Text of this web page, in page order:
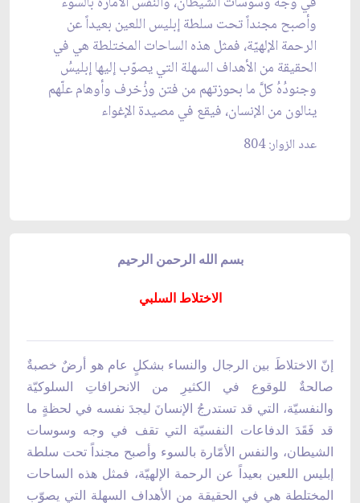
وأصبح مجنداً تحت سلطة إبليس اللعين بعيداً عن
الرحمة الإلهيّة، فمثل هذه الساحات المختلطة هي في
الحقيقة من الأهداف السهلة التي يصوّب إليها إبليسُ
وجنودُهُ كلَّ ما بحوزتهم من فتن وزُخرف وأوهام علّهم
ينالون من الإنسان، فيقع في مصيدة الإغواء
عدد الزوار: 804
بسم الله الرحمن الرحيم
الاختلاط السلبي
إنّ الاختلاطَ بين الرجال والنساء بشكلٍ عام هو أرضٌ خصبةٌ
صالحةٌ للوقوع في الكثيرِ من الانحرافاتِ السلوكيّة
والنفسيّة، التي قد تستدرجُ الإنسانَ ليجدَ نفسه في لحظةٍ ما
قد فَقَدَ الدفاعات النفسيّة التي تقف في وجه وسوسات
الشيطان، والنفس الأمّارة بالسوء وأصبح مجنداً تحت سلطة
إبليس اللعين بعيداً عن الرحمة الإلهيّة، فمثل هذه الساحات
المختلطة هي في الحقيقة من الأهداف السهلة التي يصوّب